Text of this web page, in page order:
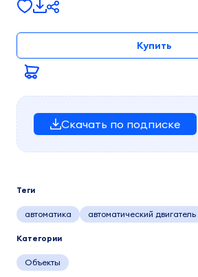
Купить
Скачать по подписке
Теги
автоматика автоматический двигатель
Категории
Объекты